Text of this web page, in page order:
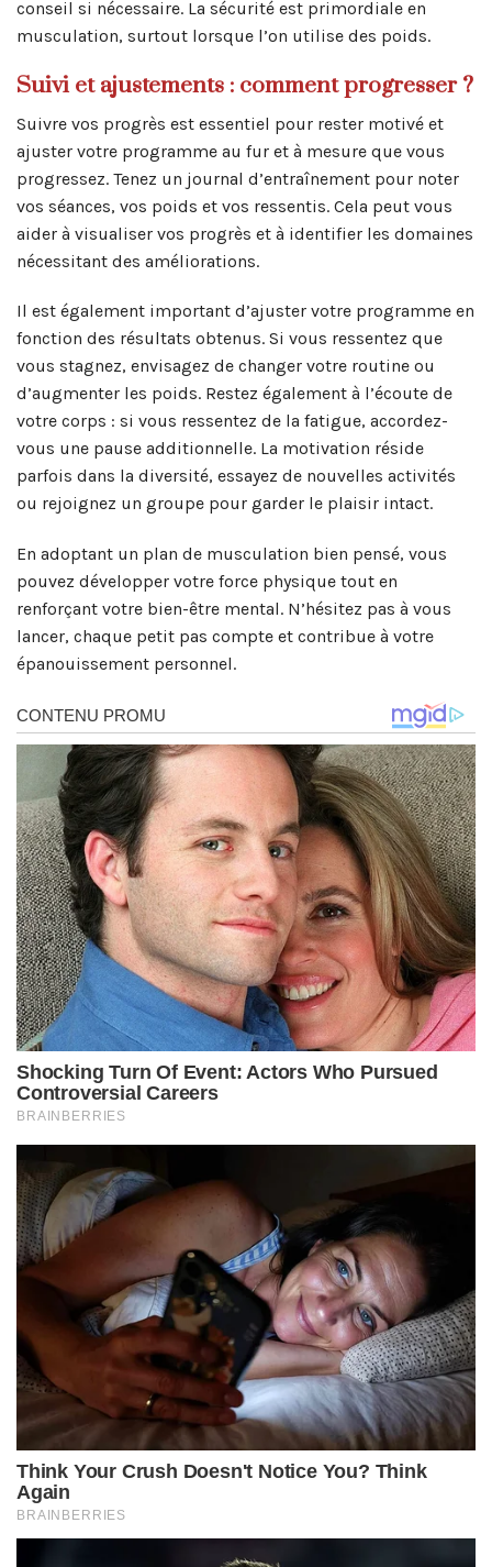
conseil si nécessaire. La sécurité est primordiale en
musculation, surtout lorsque l’on utilise des poids.
Suivi et ajustements : comment progresser ?
Suivre vos progrès est essentiel pour rester motivé et
ajuster votre programme au fur et à mesure que vous
progressez. Tenez un journal d’entraînement pour noter
vos séances, vos poids et vos ressentis. Cela peut vous
aider à visualiser vos progrès et à identifier les domaines
nécessitant des améliorations.
Il est également important d’ajuster votre programme en
fonction des résultats obtenus. Si vous ressentez que
vous stagnez, envisagez de changer votre routine ou
d’augmenter les poids. Restez également à l’écoute de
votre corps : si vous ressentez de la fatigue, accordez-
vous une pause additionnelle. La motivation réside
parfois dans la diversité, essayez de nouvelles activités
ou rejoignez un groupe pour garder le plaisir intact.
En adoptant un plan de musculation bien pensé, vous
pouvez développer votre force physique tout en
renforçant votre bien-être mental. N’hésitez pas à vous
lancer, chaque petit pas compte et contribue à votre
épanouissement personnel.